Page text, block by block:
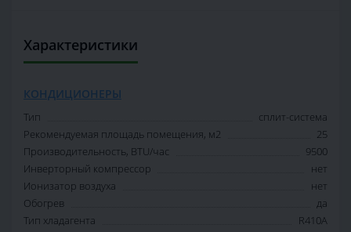
Характеристики
КОНДИЦИОНЕРЫ
Тип
сплит-система
Рекомендуемая площадь помещения, м2
25
Производительность, BTU/час
9500
Инверторный компрессор
нет
Ионизатор воздуха
нет
Обогрев
да
Тип хладагента
R410A